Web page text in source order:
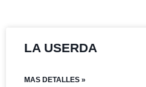
LA USERDA
MAS DETALLES »